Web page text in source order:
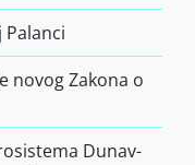
novog Zakona o
Dunav-